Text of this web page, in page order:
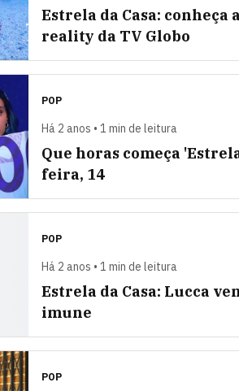
Estrela da Casa:
reality da TV Globo
POP
Há 2 anos • 1 min de leitura
Que horas começa
feira, 14
POP
Há 2 anos • 1 min de leitura
Estrela da Casa: Lucca
imune
POP